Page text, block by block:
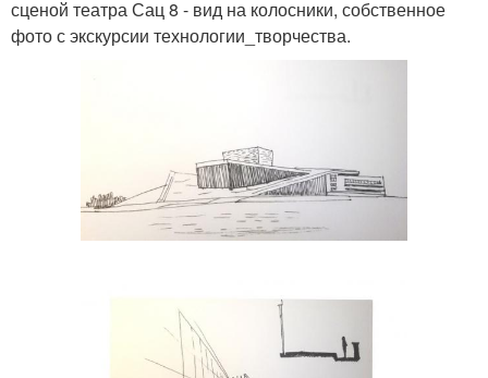
сценой театра Сац 8 - вид на колосники, собственное
фото с экскурсии технологии_творчества.